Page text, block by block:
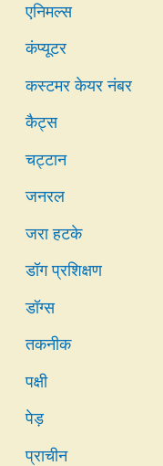
एनिमल्स
कंप्यूटर
कस्टमर केयर नंबर
कैट्स
चट्टान
जनरल
जरा हटके
डॉग प्रशिक्षण
डॉग्स
तकनीक
पक्षी
पेड़
प्राचीन